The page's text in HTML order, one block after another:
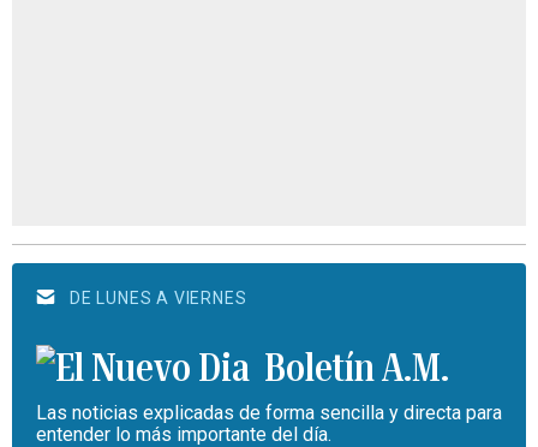
DE LUNES A VIERNES
Boletín A.M.
Las noticias explicadas de forma sencilla y directa para
entender lo más importante del día.